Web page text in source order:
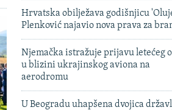
Hrvatska obilježava godišnjicu
Plenković najavio nova prava za
Njemačka istražuje prijavu letećeg
u blizini ukrajinskog aviona na
aerodromu
U Beogradu uhapšena dvojica